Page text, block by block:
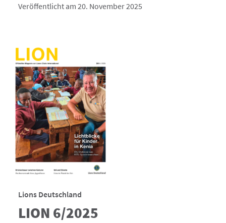
Veröffentlicht am 20. November 2025
Lions Deutschland
LION 6/2025